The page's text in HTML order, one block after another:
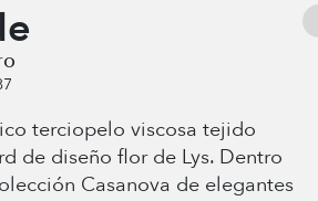
terciopelo viscosa tejido
de diseño flor de Lys. Dentro
Casanova de elegantes